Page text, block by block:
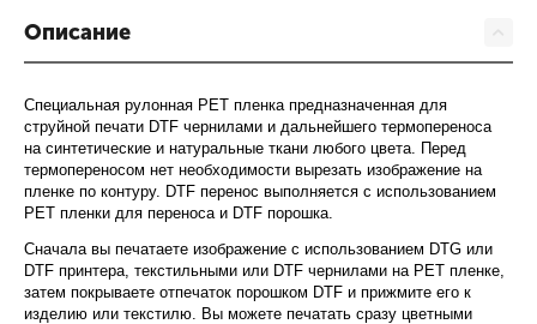
Описание
Специальная рулонная PET пленка предназначенная для
струйной печати DTF чернилами и дальнейшего термопереноса
на синтетические и натуральные ткани любого цвета. Перед
термопереносом нет необходимости вырезать изображение на
пленке по контуру. DTF перенос выполняется с использованием
PET пленки для переноса и DTF порошка.
Сначала вы печатаете изображение с использованием DTG или
DTF принтера, текстильными или DTF чернилами на PET пленке,
затем покрываете отпечаток порошком DTF и прижмите его к
изделию или текстилю. Вы можете печатать сразу цветными